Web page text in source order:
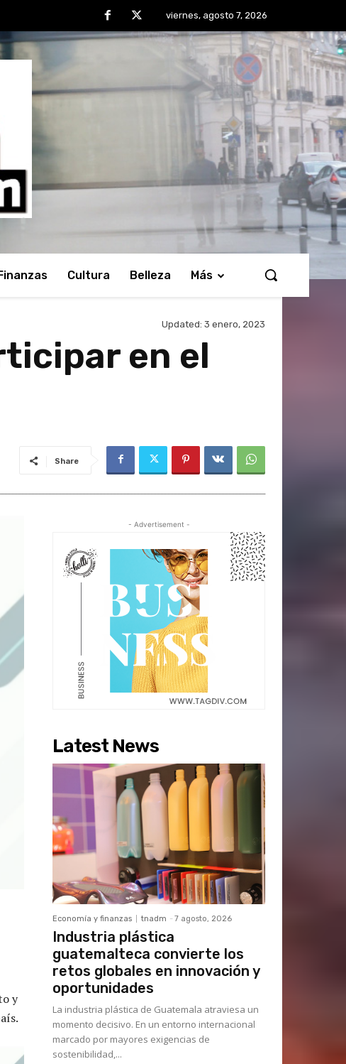
viernes, agosto 7, 2026
Cultura Belleza Más
Updated: 3 enero, 2023
en el
Share
y
- Advertisement -
Latest News
Economía y finanzas tnadm - 7 agosto, 2026
Industria plástica
guatemalteca convierte los
retos globales en innovación y
oportunidades
La industria plástica de Guatemala atraviesa un
momento decisivo. En un entorno internacional
marcado por mayores exigencias de
sostenibilidad,...